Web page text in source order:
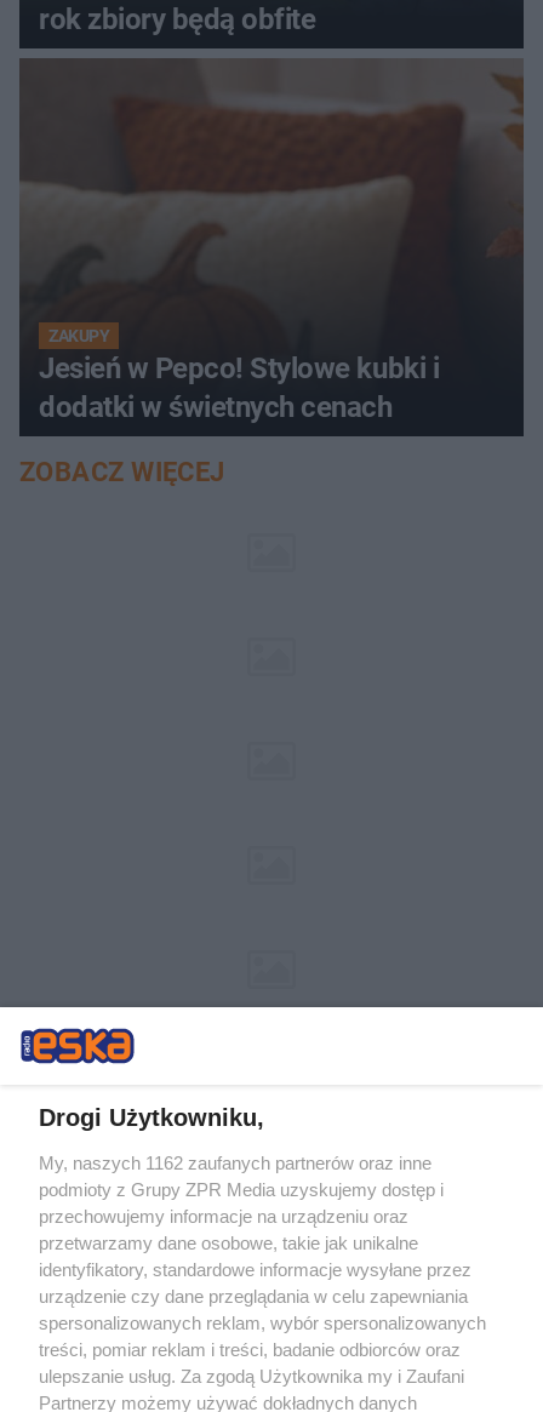
rok zbiory będą obfite
ZAKUPY
Jesień w Pepco! Stylowe kubki i
dodatki w świetnych cenach
ZOBACZ WIĘCEJ
Żaden utwór zamieszczony w serwisie nie może być powielany i
rozpowszechniany lub dalej rozpowszechniany w jakikolwiek sposób (w
tym także elektroniczny lub mechaniczny) na jakimkolwiek polu
eksploatacji w jakiejkolwiek formie, włącznie z umieszczaniem w
Internecie bez pisemnej zgody właściciela praw. Jakiekolwiek użycie lub
wykorzystanie utworów w całości lub w części z naruszeniem prawa,
tzn. bez właściwej zgody, jest zabronione pod groźbą kary i może być
ścigane prawnie.
Drogi Użytkowniku,
My, naszych 1162 zaufanych partnerów oraz inne
podmioty z Grupy ZPR Media uzyskujemy dostęp i
przechowujemy informacje na urządzeniu oraz
przetwarzamy dane osobowe, takie jak unikalne
identyfikatory, standardowe informacje wysyłane przez
urządzenie czy dane przeglądania w celu zapewniania
spersonalizowanych reklam, wybór spersonalizowanych
treści, pomiar reklam i treści, badanie odbiorców oraz
ulepszanie usług. Za zgodą Użytkownika my i Zaufani
Partnerzy możemy używać dokładnych danych